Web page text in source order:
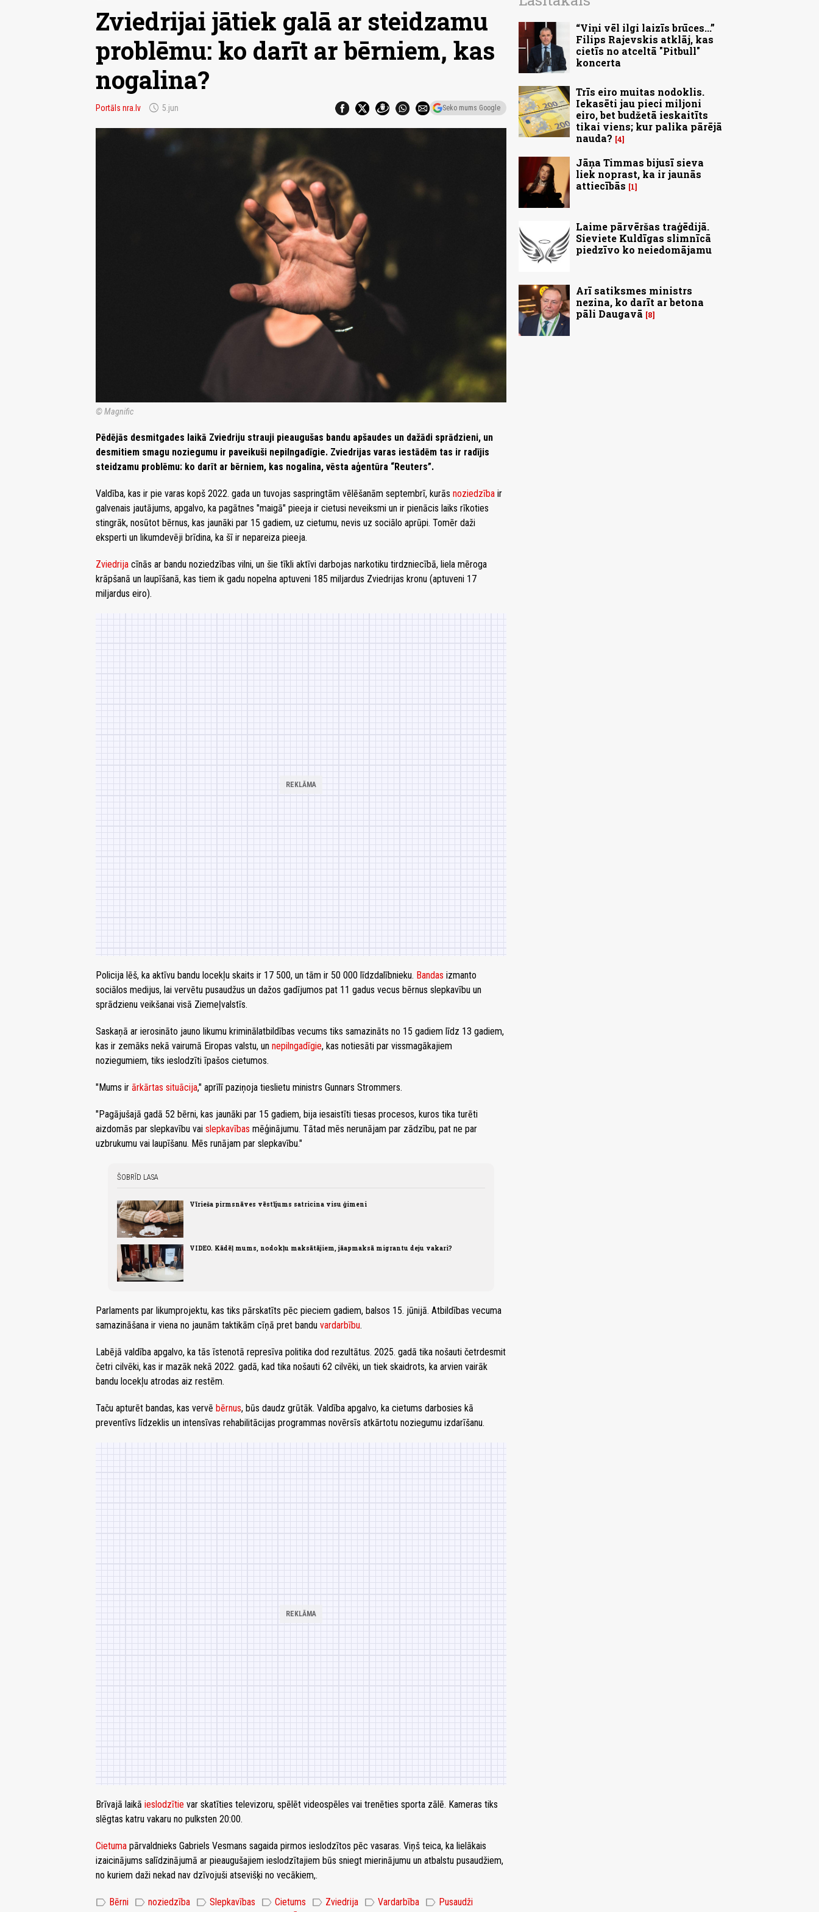
Zviedrijai jātiek galā ar steidzamu
problēmu: ko darīt ar bērniem, kas
nogalina?
Portāls nra.lv schedule 5.jun Seko mums Google
© Magnific
Pēdējās desmitgades laikā Zviedriju strauji pieaugušas bandu apšaudes un dažādi sprādzieni, un
desmitiem smagu noziegumu ir paveikuši nepilngadīgie. Zviedrijas varas iestādēm tas ir radījis
steidzamu problēmu: ko darīt ar bērniem, kas nogalina, vēsta aģentūra “Reuters”.
Valdība, kas ir pie varas kopš 2022. gada un tuvojas saspringtām vēlēšanām septembrī, kurās noziedzība ir
galvenais jautājums, apgalvo, ka pagātnes "maigā" pieeja ir cietusi neveiksmi un ir pienācis laiks rīkoties
stingrāk, nosūtot bērnus, kas jaunāki par 15 gadiem, uz cietumu, nevis uz sociālo aprūpi. Tomēr daži
eksperti un likumdevēji brīdina, ka šī ir nepareiza pieeja.
Zviedrija cīnās ar bandu noziedzības vilni, un šie tīkli aktīvi darbojas narkotiku tirdzniecībā, liela mēroga
krāpšanā un laupīšanā, kas tiem ik gadu nopelna aptuveni 185 miljardus Zviedrijas kronu (aptuveni 17
miljardus eiro).
Policija lēš, ka aktīvu bandu locekļu skaits ir 17 500, un tām ir 50 000 līdzdalībnieku. Bandas izmanto
sociālos medijus, lai vervētu pusaudžus un dažos gadījumos pat 11 gadus vecus bērnus slepkavību un
sprādzienu veikšanai visā Ziemeļvalstīs.
Saskaņā ar ierosināto jauno likumu kriminālatbildības vecums tiks samazināts no 15 gadiem līdz 13 gadiem,
kas ir zemāks nekā vairumā Eiropas valstu, un nepilngadīgie, kas notiesāti par vissmagākajiem
noziegumiem, tiks ieslodzīti īpašos cietumos.
"Mums ir ārkārtas situācija," aprīlī paziņoja tieslietu ministrs Gunnars Strommers.
"Pagājušajā gadā 52 bērni, kas jaunāki par 15 gadiem, bija iesaistīti tiesas procesos, kuros tika turēti
aizdomās par slepkavību vai slepkavības mēģinājumu. Tātad mēs nerunājam par zādzību, pat ne par
uzbrukumu vai laupīšanu. Mēs runājam par slepkavību."
ŠOBRĪD LASA
Vīrieša pirmsnāves vēstījums satricina visu ģimeni
VIDEO. Kādēļ mums, nodokļu maksātājiem, jāapmaksā migrantu deju vakari?
Parlaments par likumprojektu, kas tiks pārskatīts pēc pieciem gadiem, balsos 15. jūnijā. Atbildības vecuma
samazināšana ir viena no jaunām taktikām cīņā pret bandu vardarbību.
Labējā valdība apgalvo, ka tās īstenotā represīva politika dod rezultātus. 2025. gadā tika nošauti četrdesmit
četri cilvēki, kas ir mazāk nekā 2022. gadā, kad tika nošauti 62 cilvēki, un tiek skaidrots, ka arvien vairāk
bandu locekļu atrodas aiz restēm.
Taču apturēt bandas, kas vervē bērnus, būs daudz grūtāk. Valdība apgalvo, ka cietums darbosies kā
preventīvs līdzeklis un intensīvas rehabilitācijas programmas novērsīs atkārtotu noziegumu izdarīšanu.
Brīvajā laikā ieslodzītie var skatīties televizoru, spēlēt videospēles vai trenēties sporta zālē. Kameras tiks
slēgtas katru vakaru no pulksten 20:00.
Cietuma pārvaldnieks Gabriels Vesmans sagaida pirmos ieslodzītos pēc vasaras. Viņš teica, ka lielākais
izaicinājums salīdzinājumā ar pieaugušajiem ieslodzītajiem būs sniegt mierinājumu un atbalstu pusaudžiem,
no kuriem daži nekad nav dzīvojuši atsevišķi no vecākiem,.
label Bērni label noziedzība label Slepkavības label Cietums label Zviedrija label Vardarbība label Pusaudži
“Viņi vēl ilgi laizīs brūces...”
Filips Rajevskis atklāj, kas
cietīs no atceltā "Pitbull"
koncerta
Trīs eiro muitas nodoklis.
Iekasēti jau pieci miljoni
eiro, bet budžetā ieskaitīts
tikai viens; kur palika pārējā
nauda? 4
Jāņa Timmas bijusī sieva
liek noprast, ka ir jaunās
attiecībās
1
Laime pārvēršas traģēdijā.
Sieviete Kuldīgas slimnīcā
piedzīvo ko neiedomājamu
Arī satiksmes ministrs
nezina, ko darīt ar betona
pāli Daugavā
8